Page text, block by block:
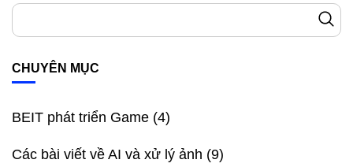
CHUYÊN MỤC
BEIT phát triển Game (4)
Các bài viết về AI và xử lý ảnh (9)